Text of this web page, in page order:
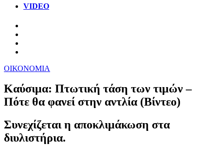
VIDEO
ΟΙΚΟΝΟΜΙΑ
Kαύσιμα: Πτωτική τάση των τιμών –
Πότε θα φανεί στην αντλία (Βίντεο)
Συνεχίζεται η αποκλιμάκωση στα
διυλιστήρια.